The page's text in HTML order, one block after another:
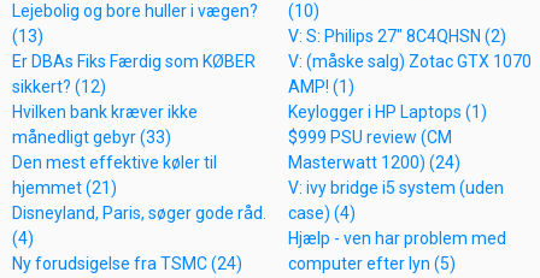
Lejebolig og bore huller i vægen?
(13)
Er DBAs Fiks Færdig som KØBER
sikkert? (12)
Hvilken bank kræver ikke
månedligt gebyr (33)
Den mest effektive køler til
hjemmet (21)
Disneyland, Paris, søger gode råd.
(4)
Ny forudsigelse fra TSMC (24)
(10)
V: S: Philips 27" 8C4QHSN (2)
V: (måske salg) Zotac GTX 1070
AMP! (1)
Keylogger i HP Laptops (1)
$999 PSU review (CM
Masterwatt 1200) (24)
V: ivy bridge i5 system (uden
case) (4)
Hjælp - ven har problem med
computer efter lyn (5)